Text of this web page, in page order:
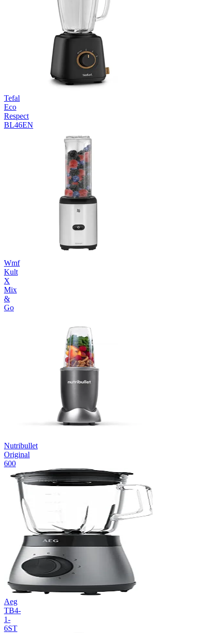
Tefal
Eco
Respect
BL46EN
Wmf
Kult
X
Mix
&
Go
Nutribullet
Original
600
Aeg
TB4-
1-
6ST